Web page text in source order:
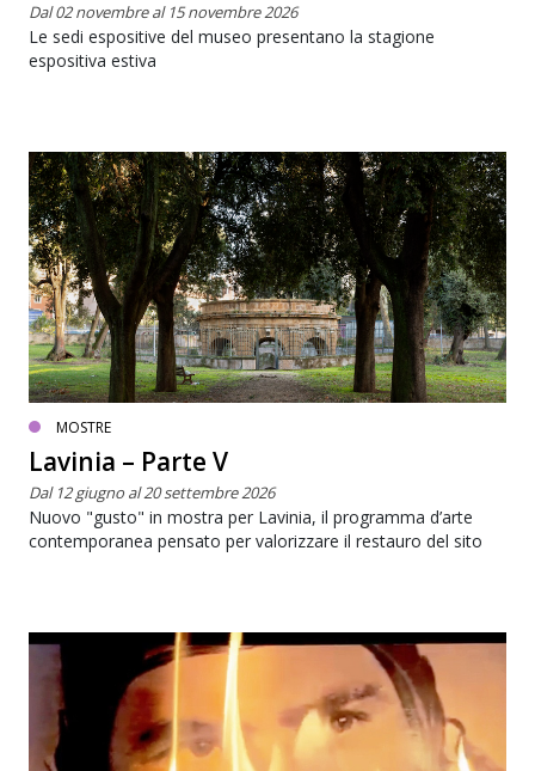
Dal 02 novembre al 15 novembre 2026
Le sedi espositive del museo presentano la stagione
espositiva estiva
MOSTRE
Lavinia – Parte V
Dal 12 giugno al 20 settembre 2026
Nuovo "gusto" in mostra per Lavinia, il programma d’arte
contemporanea pensato per valorizzare il restauro del sito